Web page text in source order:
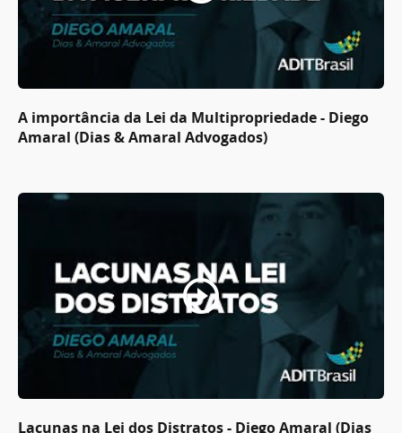
A importância da Lei da Multipropriedade - Diego
Amaral (Dias & Amaral Advogados)
Lacunas na Lei dos Distratos - Diego Amaral (Dias